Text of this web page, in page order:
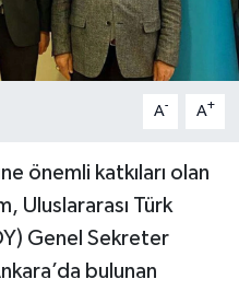
A- A+
önemli katkıları olan
Uluslararası Türk
Genel Sekreter
bulunan